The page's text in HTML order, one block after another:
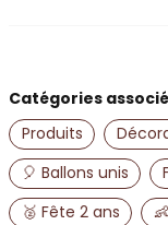
email
Adresse e-mail
Andrea K U
il y a 2 ans
Catégories
Produits
🎈 Ballons unis
🥈 Fête 2 ans